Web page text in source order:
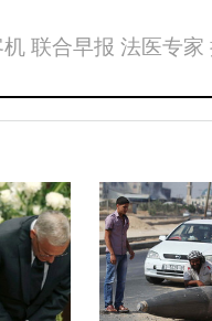
机 联合早报 法医专家